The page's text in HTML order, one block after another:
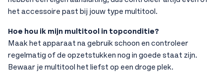
het accessoire past bij jouw type multitool.
Hoe hou ik mijn multitool in topconditie?
Maak het apparaat na gebruik schoon en controleer
regelmatig of de opzetstukken nog in goede staat zijn.
Bewaar je multitool het liefst op een droge plek.